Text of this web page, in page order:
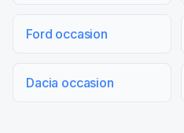
Ford occasion
Dacia occasion